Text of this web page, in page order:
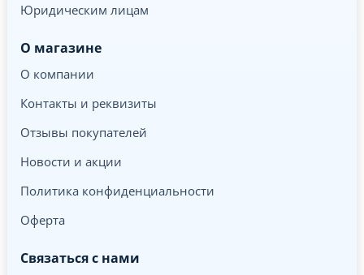
Юридическим лицам
О магазине
О компании
Контакты и реквизиты
Отзывы покупателей
Новости и акции
Политика конфиденциальности
Оферта
Связаться с нами